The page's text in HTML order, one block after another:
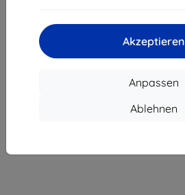
Akzeptieren
Anpassen
Ablehnen
8,91 €
Auf Lager > 5 Stk.